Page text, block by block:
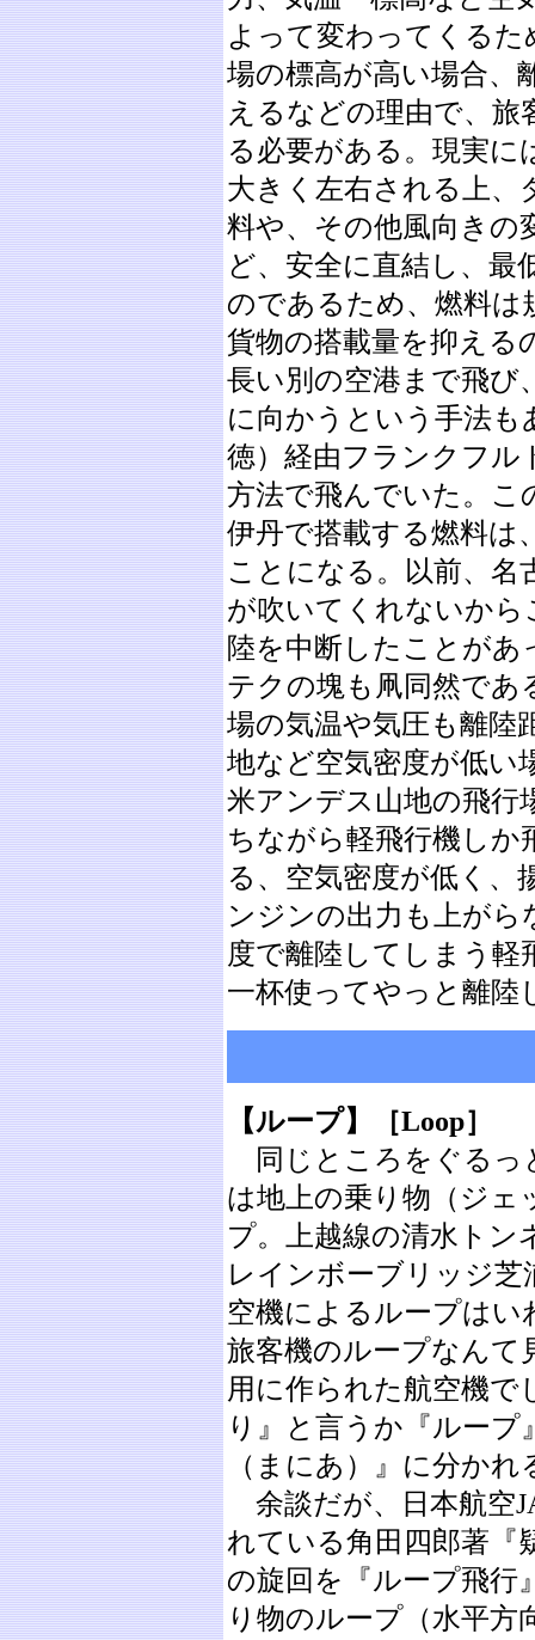
よって変わってくるた
場の標高が高い場合、
えるなどの理由で、旅
る必要がある。現実に
大きく左右される上、
料や、その他風向きの
ど、安全に直結し、最
のであるため、燃料は
貨物の搭載量を抑える
長い別の空港まで飛び
に向かうという手法も
徳）経由フランクフル
方法で飛んでいた。こ
伊丹で搭載する燃料は
ことになる。以前、名
が吹いてくれないか
陸を中断したことが
テクの塊も凧同然であ
場の気温や気圧も離陸
地など空気密度が低い
米アンデス山地の飛行
ちながら軽飛行機し
る、空気密度が低く、
ンジンの出力も上がら
度で離陸してしまう軽
一杯使ってやっと離陸
【ループ】［Loop］
同じところをぐるっ
は地上の乗り物（ジェ
プ。上越線の清水トン
レインボーブリッジ芝
空機によるループはい
旅客機のループなんて
用に作られた航空機
り』と言うか『ループ
（まにあ）』に分かれ
余談だが、日本航空
れている角田四郎著『
の旋回を『ループ飛行
り物のループ（水平